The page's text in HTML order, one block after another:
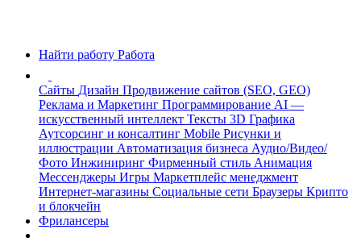
Найти работу Работа
Сайты Дизайн Продвижение сайтов (SEO, GEO)
Реклама и Маркетинг Программирование AI —
искусственный интеллект Тексты 3D Графика
Аутсорсинг и консалтинг Mobile Рисунки и
иллюстрации Автоматизация бизнеса Аудио/Видео/
Фото Инжиниринг Фирменный стиль Анимация
Мессенджеры Игры Маркетплейс менеджмент
Интернет-магазины Социальные сети Браузеры Крипто
и блокчейн
Фрилансеры